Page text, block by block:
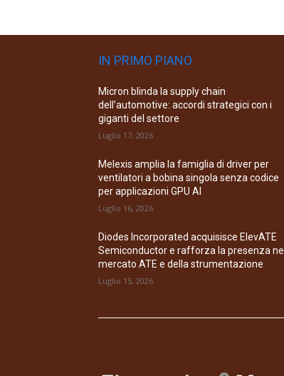
IN PRIMO PIANO
Micron blinda la supply chain
dell’automotive: accordi strategici con i
giganti del settore
Luglio 17, 2026
Melexis amplia la famiglia di driver per
ventilatori a bobina singola senza codice
per applicazioni GPU AI
Luglio 16, 2026
Diodes Incorporated acquisisce ElevATE
Semiconductor e rafforza la presenza nel
mercato ATE e della strumentazione
Luglio 15, 2026